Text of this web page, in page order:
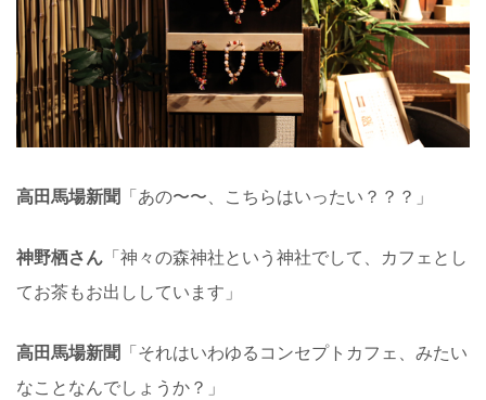
高田馬場新聞 「あの〜〜、こちらはいったい？？？」
神野栖さん 「神々の森神社という神社でして、カフェとし
てお茶もお出ししています」
高田馬場新聞 「それはいわゆるコンセプトカフェ、みたい
なことなんでしょうか？」